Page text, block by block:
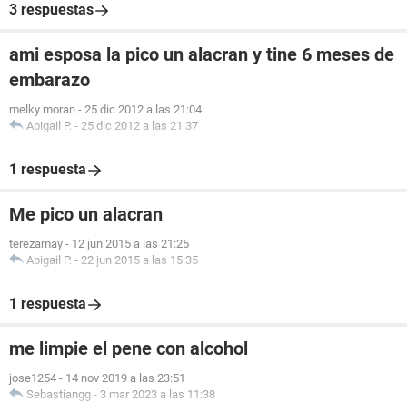
3 respuestas
ami esposa la pico un alacran y tine 6 meses de
embarazo
melky moran - 25 dic 2012 a las 21:04
Abigail P. - 25 dic 2012 a las 21:37
1 respuesta
Me pico un alacran
terezamay - 12 jun 2015 a las 21:25
Abigail P. - 22 jun 2015 a las 15:35
1 respuesta
me limpie el pene con alcohol
jose1254 - 14 nov 2019 a las 23:51
Sebastiangg - 3 mar 2023 a las 11:38